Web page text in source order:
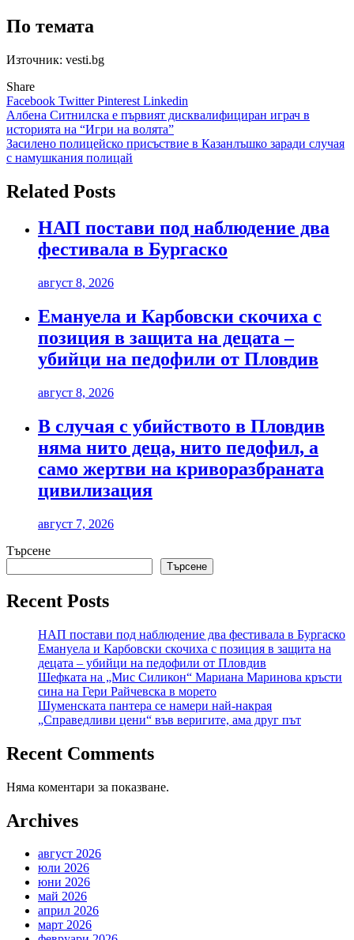
По темата
Източник: vesti.bg
Share
Facebook TwitterPinterest Linkedin
Навигация
Албена Ситнилска е първият дисквалифициран играч в
историята на “Игри на волята”
Засилено полицейско присъствие в Казанлъшко заради случая
с намушкания полицай
Related Posts
НАП постави под наблюдение два
фестивала в Бургаско
август 8, 2026
Емануела и Карбовски скочиха с
позиция в защита на децата –
убийци на педофили от Пловдив
август 8, 2026
В случая с убийството в Пловдив
няма нито деца, нито педофил, а
само жертви на криворазбраната
цивилизация
август 7, 2026
Търсене
Търсене
Recent Posts
НАП постави под наблюдение два фестивала в Бургаско
Емануела и Карбовски скочиха с позиция в защита на
децата – убийци на педофили от Пловдив
Шефката на „Мис Силикон“ Мариана Маринова кръсти
сина на Гери Райчевска в морето
Шуменската пантера се намери най-накрая
„Справедливи цени“ във веригите, ама друг път
Recent Comments
Няма коментари за показване.
Archives
август 2026
юли 2026
юни 2026
май 2026
април 2026
март 2026